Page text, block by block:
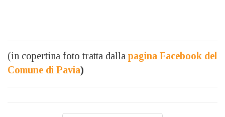
(in copertina foto tratta dalla pagina Facebook del
Comune di Pavia)